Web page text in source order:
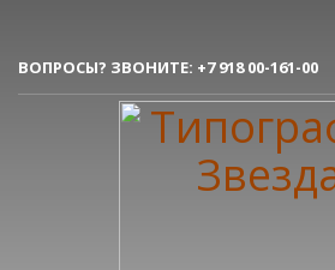
1 Вы делаете заявку.
Согласовываем макет.
Получаете готовый заказ!
ВОПРОСЫ? ЗВОНИТЕ: +7 918 00-161-00